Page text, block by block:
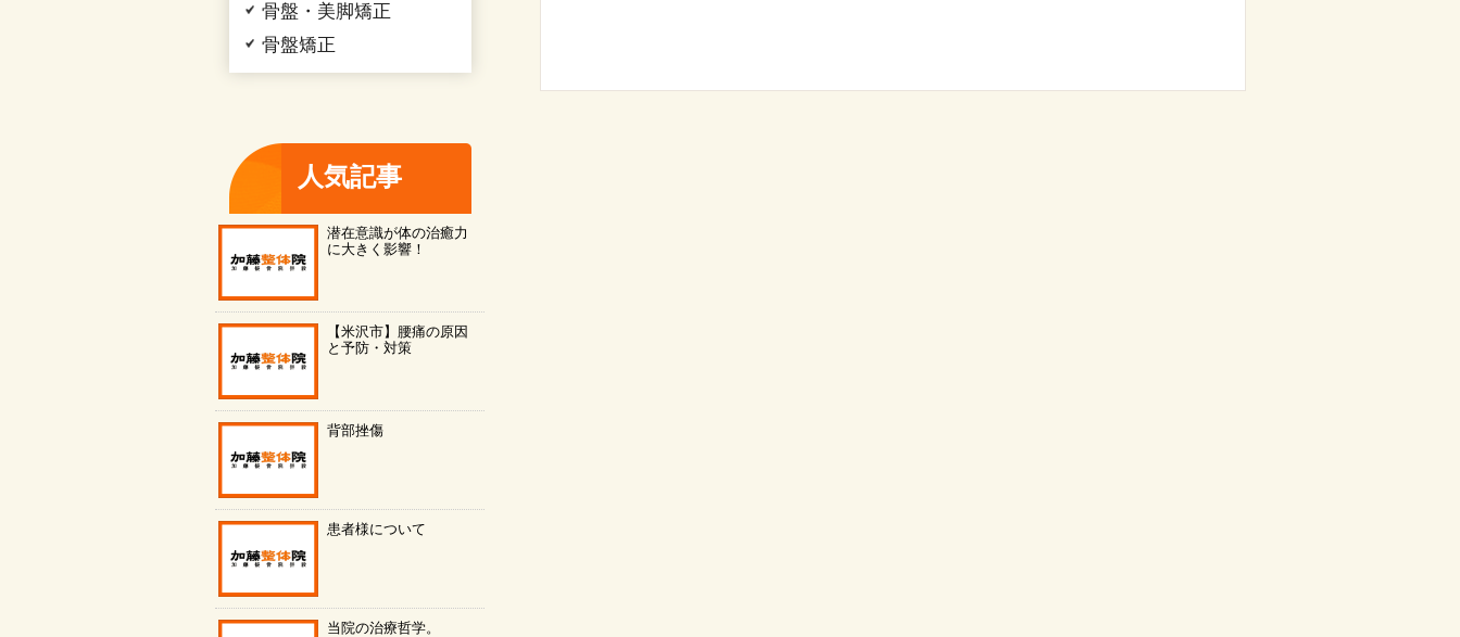
骨盤・美脚矯正
骨盤矯正
人気記事
潜在意識が体の治癒力
に大きく影響！
【米沢市】腰痛の原因
と予防・対策
背部挫傷
患者様について
当院の治療哲学。